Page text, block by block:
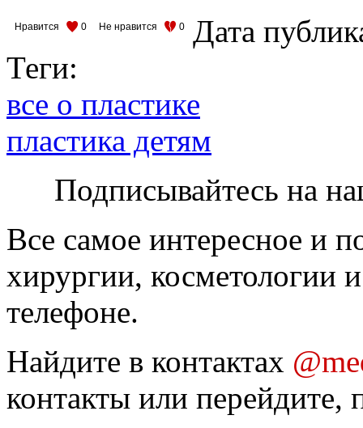
Нравится 0 Не нравится 0
Дата
Теги:
все о пластике
пластика детям
Подписывайтесь на
Все самое интересное и
хирургии, косметологии
телефоне.
Найдите в контактах
контакты или перейдите,